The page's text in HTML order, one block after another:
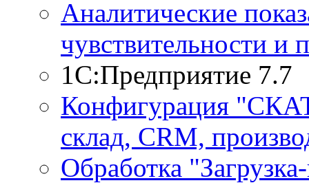
Аналитические
чувствительности и
1С:Предприятие 7.7
Конфигурация
склад, CRM,
Обработка